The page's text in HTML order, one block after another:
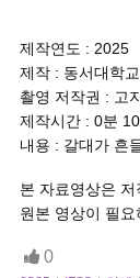
제작연도 : 2025
제작 : 동서대학
촬영 저작권 : 고
제작시간 : 0분
내용 : 갈대가 흔
본 자료영상은
원본 영상이 필요
0